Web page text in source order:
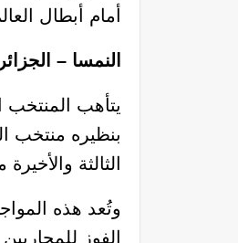
أمام أبطال
النمسا – الجزائر
يتأهب المنتخب
بنظيره منتخب
الثالثة
وتُعد هذه
الفوز